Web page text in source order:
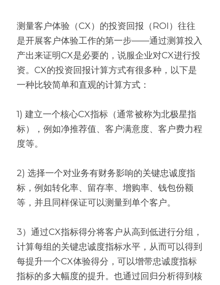
测量客户体验（CX）的投资回报（ROI）往往
是开展客户体验工作的第一步——通过测算投入
产出来证明CX是必要的，说服企业对CX进行投
资。CX的投资回报计算方式有很多种，以下是
一种比较简单和直观的计算方式：
1) 建立一个核心CX指标（通常被称为北极星指
标），例如净推荐值、客户满意度、客户费力程
度等。
2) 选择一个对业务有财务影响的关键忠诚度指
标，例如转化率、留存率、增购率、钱包份额
等，并且同样保证可以测量到单个客户。
3）通过CX指标得分将客户从高到低进行分组，
计算每组的关键忠诚度指标水平，从而可以得到
每提升一个CX体验得分，可以增带忠诚度指标
指标的多大幅度的提升。也通过回归分析得到核